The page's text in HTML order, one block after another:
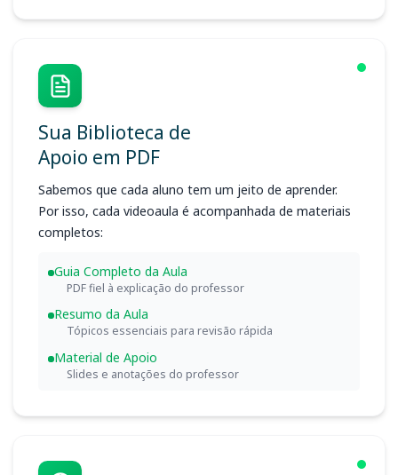
Sua Biblioteca de
Apoio em PDF
Sabemos que cada aluno tem um jeito de aprender.
Por isso, cada videoaula é acompanhada de materiais
completos:
Guia Completo da Aula
PDF fiel à explicação do professor
Resumo da Aula
Tópicos essenciais para revisão rápida
Material de Apoio
Slides e anotações do professor